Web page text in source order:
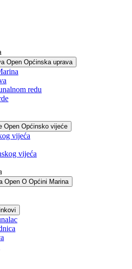
Open Općinska uprava
redu
Open Općinsko vijeće
vijeća
vijeća
Open O Općini Marina